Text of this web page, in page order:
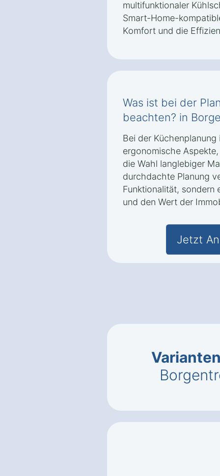
multifunktionaler
Smart-Home-
Komfort und die
Was ist bei der
beachten? in
Bei der
ergonomische
die Wahl langlebiger
durchdachte Planung
Funktionalität,
und den Wert der
Jetzt